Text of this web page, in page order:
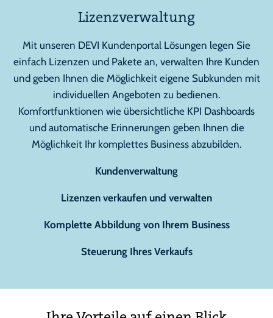
Lizenzverwaltung
Mit unseren DEVI Kundenportal Lösungen legen Sie
einfach Lizenzen und Pakete an, verwalten Ihre Kunden
und geben Ihnen die Möglichkeit eigene Subkunden mit
individuellen Angeboten zu bedienen.
Komfortfunktionen wie übersichtliche KPI Dashboards
und automatische Erinnerungen geben Ihnen die
Möglichkeit Ihr komplettes Business abzubilden.
Kundenverwaltung
Lizenzen verkaufen und verwalten
Komplette Abbildung von Ihrem Business
Steuerung Ihres Verkaufs